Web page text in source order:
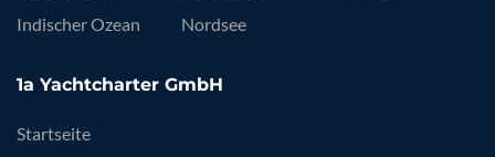
Indischer Ozean
Nordsee
1a Yachtcharter GmbH
Startseite